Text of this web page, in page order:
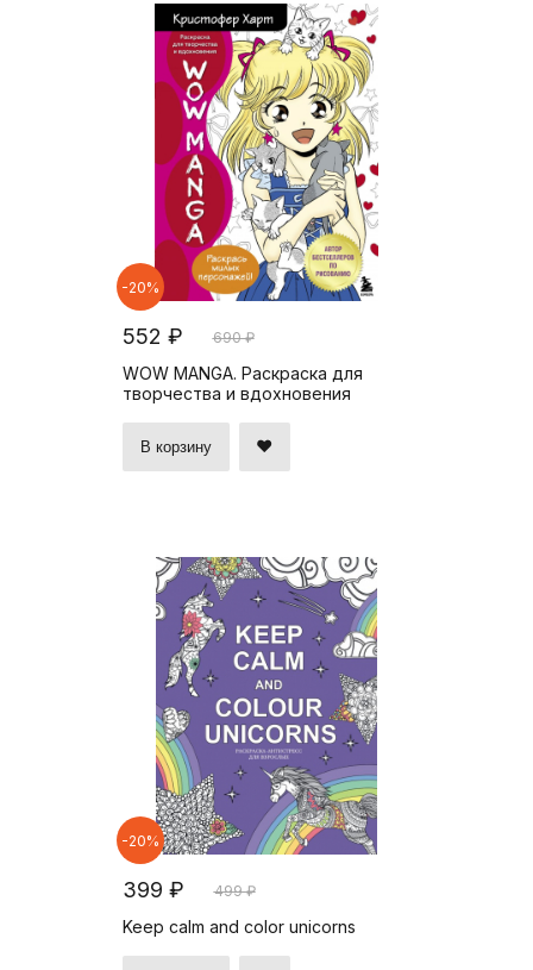
-20%
552 ₽ 690 ₽
WOW MANGA. Раскраска для
творчества и вдохновения
В корзину
-20%
399 ₽ 499 ₽
Keep calm and color unicorns